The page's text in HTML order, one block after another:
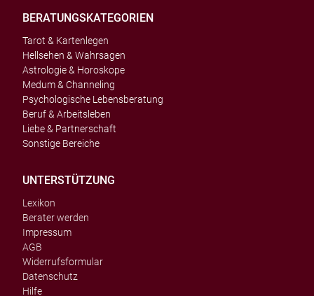
BERATUNGSKATEGORIEN
Tarot & Kartenlegen
Hellsehen & Wahrsagen
Astrologie & Horoskope
Medum & Channeling
Psychologische Lebensberatung
Beruf & Arbeitsleben
Liebe & Partnerschaft
Sonstige Bereiche
UNTERSTÜTZUNG
Lexikon
Berater werden
Impressum
AGB
Widerrufsformular
Datenschutz
Hilfe